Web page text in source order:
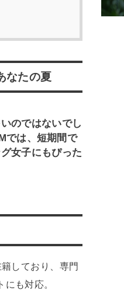
なたの夏
のではないでし
では、短期間で
女子にもぴった
しており、専門
も対応。